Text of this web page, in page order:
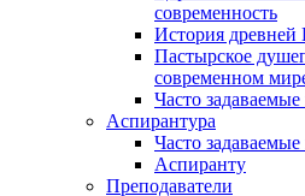
современность
История древней
Пастырское
современном
Часто
Аспирантура
Часто
Аспиранту
Преподаватели